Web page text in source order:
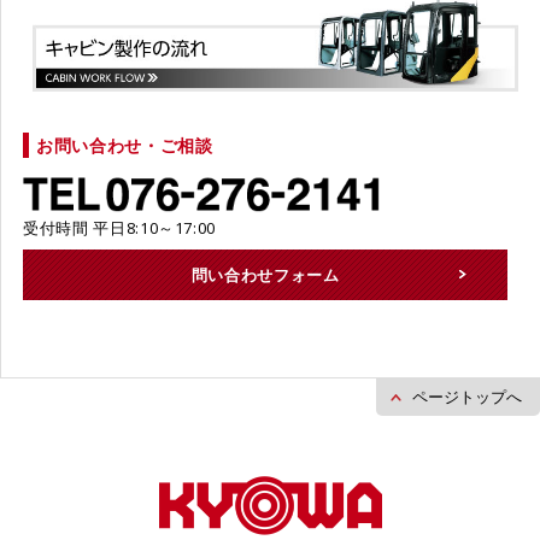
お問い合わせ・ご相談
受付時間 平日8:10～17:00
問い合わせフォーム
ページトップへ